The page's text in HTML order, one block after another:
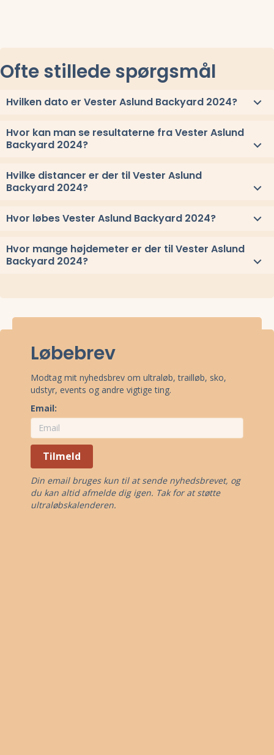
Ofte stillede spørgsmål
Hvilken dato er Vester Aslund Backyard 2024?
Vester Aslund Backyard 2024 løbes lørdag 9. marts 2024.
Hvor kan man se resultaterne fra Vester Aslund
Backyard 2024?
Se link til resultaterne eller se alle vindere herover.
Hvilke distancer er der til Vester Aslund
Backyard 2024?
Til Vester Aslund Backyard 2024 løbes distancerne og 6,7 km x 12
Hvor løbes Vester Aslund Backyard 2024?
Vester Aslund Backyard 2024 løbes ved Vidskov, Nordjylland.
Stævnepladsen har adressen Aslundvej 79, 9310 Vidskov.Se oppe
under kort eller fårutevejledning med Google Maps
Hvor mange højdemeter er der til Vester Aslund
Backyard 2024?
6,7 km x 12: 130 m
arrangørerne eller fra offentlige Strava-uploads fra deltagere.
Løbebrev
Modtag mit nyhedsbrev om ultraløb, trailløb, sko,
udstyr, events og andre vigtige ting.
Email:
Tilmeld
Din email bruges kun til at sende nyhedsbrevet, og
du kan altid afmelde dig igen. Tak for at støtte
ultraløbskalenderen.